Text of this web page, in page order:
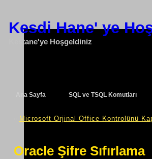
Kesdi Hane' ye
Kestane'ye Hoşgeldiniz
Ana Sayfa SQL ve TSQL Komutları
Microsoft Orjinal Office Kontrolünü
Oracle Şifre Sıfırlama